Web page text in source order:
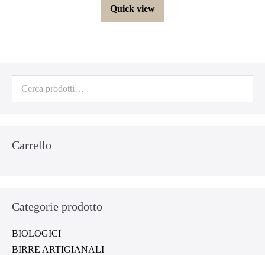
Quick view
Carrello
Categorie prodotto
BIOLOGICI
BIRRE ARTIGIANALI